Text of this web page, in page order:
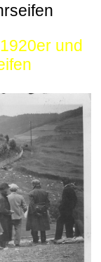
und